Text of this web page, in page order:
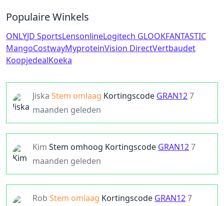
Populaire Winkels
ONLYJD SportsLensonlineLogitech GLOOKFANTASTIC
MangoCostwayMyproteinVision DirectVertbaudet
KoopjedealKoeka
Jiska Stem omlaag Kortingscode GRAN127
maanden geleden
Kim Stem omhoog Kortingscode GRAN127
maanden geleden
Rob Stem omlaag Kortingscode GRAN127